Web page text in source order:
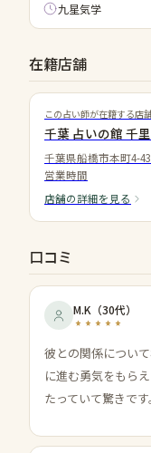
九星気学
在籍店舗
この占い師が在籍する店
千葉 占いの館 千
千葉県船橋市本町4-
営業時間
店舗の詳細を見る
口コミ
M.K （30代）
彼との関係につい
に進む勇気をもら
たっていて驚きです。